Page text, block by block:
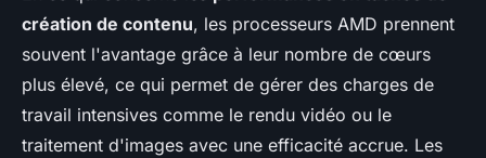
création de contenu, les processeurs AMD prennent
souvent l'avantage grâce à leur nombre de cœurs
plus élevé, ce qui permet de gérer des charges de
travail intensives comme le rendu vidéo ou le
traitement d'images avec une efficacité accrue. Les